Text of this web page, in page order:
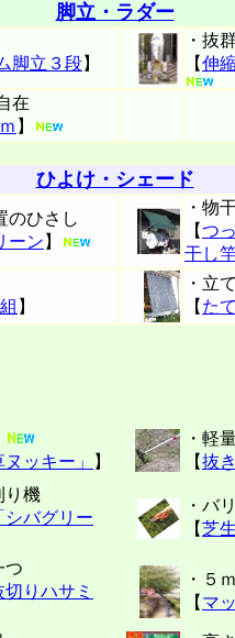
脚立・ラダー
脚立３段】
・抜
【伸
在
】
ひよけ・シェード
のひさし
ーン 】
・物
【つ
干し
】
・立
【 た
ッキー」 】
・軽
【抜
り機
シバグリー
・バ
【芝
つ
りハサミ
・５
【 マ